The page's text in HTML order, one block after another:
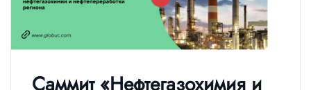
Саммит «Нефтегазохимия и